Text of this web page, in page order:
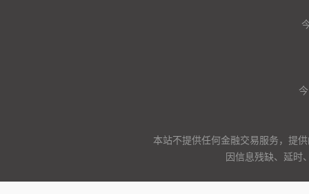
本站不提供任何金融交易服务，提
因信息残缺、延时